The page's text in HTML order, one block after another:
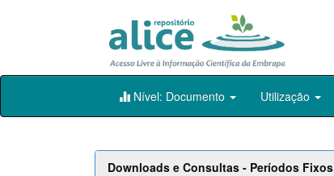
Skip
Nível: Documento Utilização
Downloads e Consultas - Períodos Fixos